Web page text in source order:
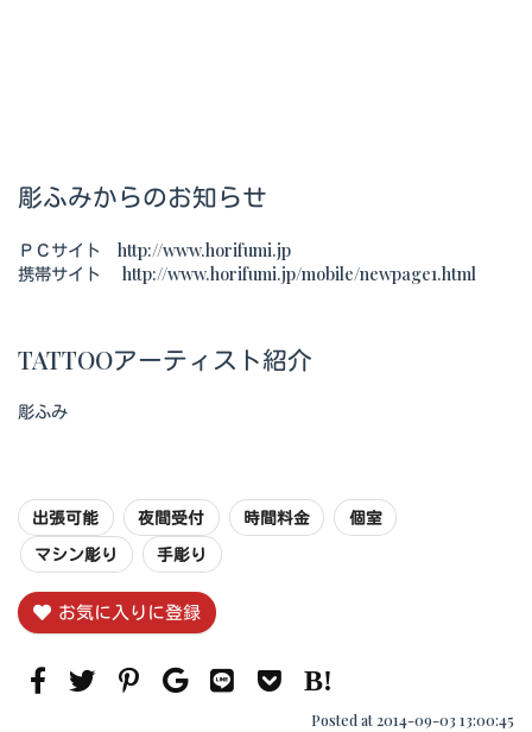
彫ふみからのお知らせ
ＰＣサイト http://www.horifumi.jp
携帯サイト http://www.horifumi.jp/mobile/newpage1.html
TATTOOアーティスト紹介
彫ふみ
出張可能 夜間受付 時間料金
個室
マシン彫り
手彫り
お気に入りに登録
Posted at 2014-09-03 13:00:45